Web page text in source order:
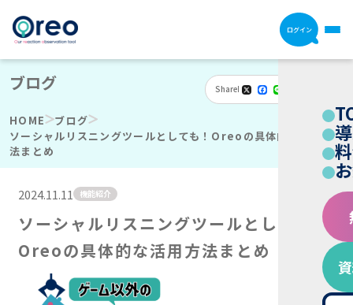
ログイン
ブログ
HOME
ブログ
ソーシャルリスニングツールとしても！Oreoの具体的な活用方
法まとめ
Share Facebook
有
2024.11.11 機能紹介
ソーシャルリスニングツールとしても！
Oreoの具体的な活用方法まとめ